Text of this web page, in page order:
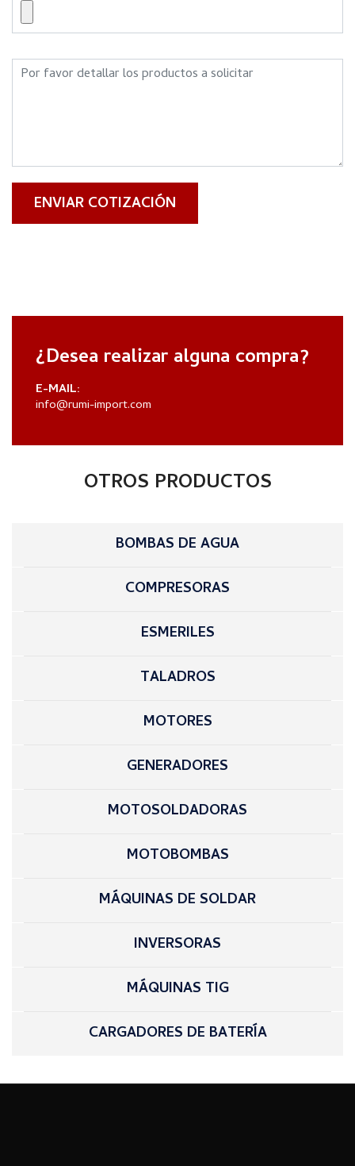
ENVIAR COTIZACIÓN
¿Desea realizar alguna compra?
E-MAIL:
info@rumi-import.com
OTROS PRODUCTOS
BOMBAS DE AGUA
COMPRESORAS
ESMERILES
TALADROS
MOTORES
GENERADORES
MOTOSOLDADORAS
MOTOBOMBAS
MÁQUINAS DE SOLDAR
INVERSORAS
MÁQUINAS TIG
CARGADORES DE BATERÍA